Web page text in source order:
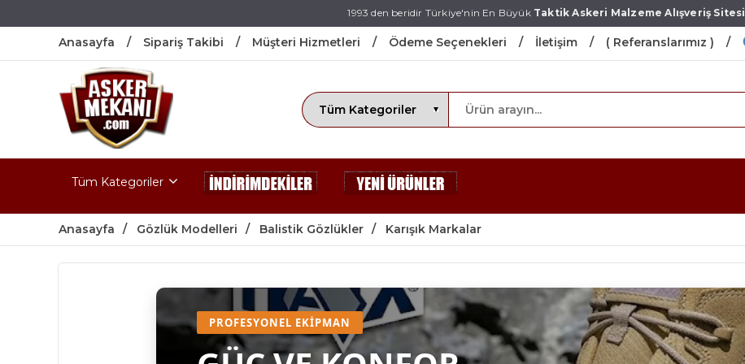
1993 den beridir Türkiye'nin En BüyükTaktik Askeri Malzeme Alışveriş Sitesi
Anasayfa Sipariş Takibi Müşteri Hizmetleri Ödeme Seçenekleri İletişim ( Referanslarımız )
Tüm Kategoriler
Anasayfa Gözlük Modelleri Balistik Gözlükler Karışık Markalar
PROFESYONEL EKIPMAN